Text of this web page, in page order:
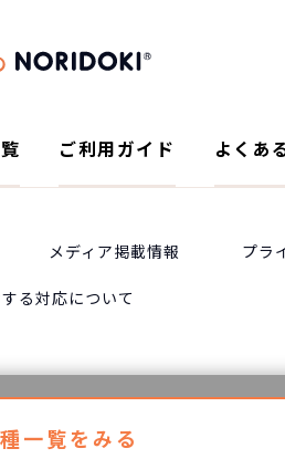
ご利用ガイド よくあ
メディア掲載情報 プラ
る対応について
一覧をみる